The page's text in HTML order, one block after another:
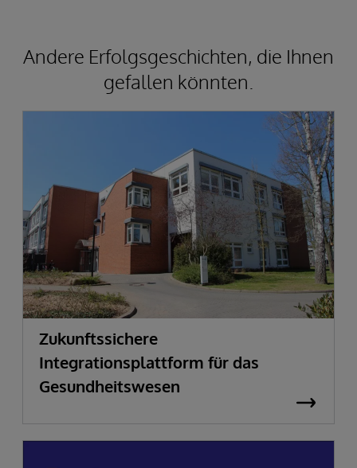
Andere Erfolgsgeschichten, die Ihnen
gefallen könnten.
Zukunftssichere
Integrationsplattform für das
Gesundheitswesen